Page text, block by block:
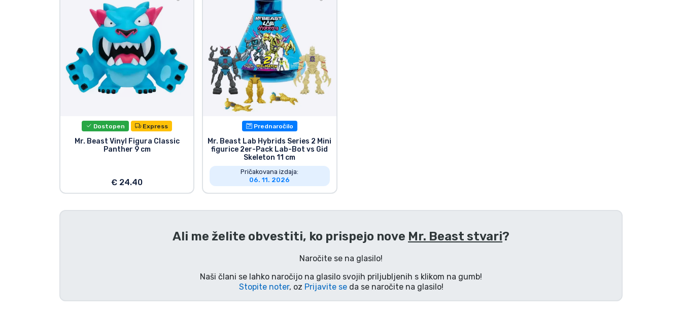
Dostopen Express
Mr. Beast Vinyl Figura Classic
Panther 9 cm
€ 24.40
Prednaročilo
Mr. Beast Lab Hybrids Series 2 Mini
figurice 2er-Pack Lab-Bot vs Gid
Skeleton 11 cm
Pričakovana izdaja:
06. 11. 2026
Ali me želite obvestiti, ko prispejo nove Mr. Beast stvari?
Naročite se na glasilo!
Naši člani se lahko naročijo na glasilo svojih priljubljenih s klikom na gumb!
Stopite noter, oz Prijavite seda se naročite na glasilo!
Tv serijske izdelki
Filmske izdelki
Risani izdelki
Gamer izdelki
Glasbene izdelki